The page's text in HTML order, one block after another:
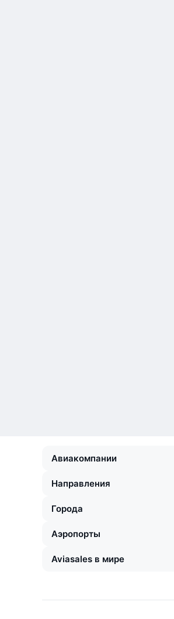
Авиакомпании
Направления
Города
Аэропорты
Aviasales в мире